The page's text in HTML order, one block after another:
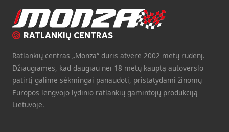
RATLANKIŲ CENTRAS
Ratlankių centras „Monza“ duris atvėrė 2002 metų rudenį.
Džiaugiamės, kad daugiau nei 18 metų kauptą autoverslo
patirtį galime sėkmingai panaudoti, pristatydami žinomų
Europos lengvojo lydinio ratlankių gamintojų produkciją
Lietuvoje.